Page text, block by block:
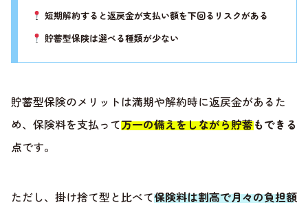
短期解約すると返戻金が支払い額を下回るリスクがある
貯蓄型保険は選べる種類が少ない
貯蓄型保険のメリットは満期や解約時に返戻金があるた
め、保険料を支払って万一の備えをしながら貯蓄もできる
点です。
ただし、掛け捨て型と比べて保険料は割高で月々の負担額